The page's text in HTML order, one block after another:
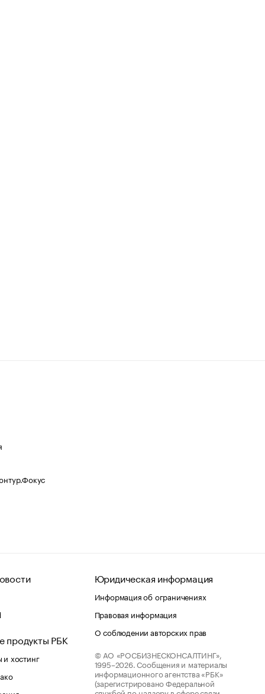
продукты РБК
хостинг
Юридическая информация
Информация об ограничениях
Правовая информация
О соблюдении авторских прав
© АО «РОСБИЗНЕСКОНСАЛТИНГ»,
1995–2026. Сообщения и материалы
информационного агентства «РБК»
(зарегистрировано Федеральной